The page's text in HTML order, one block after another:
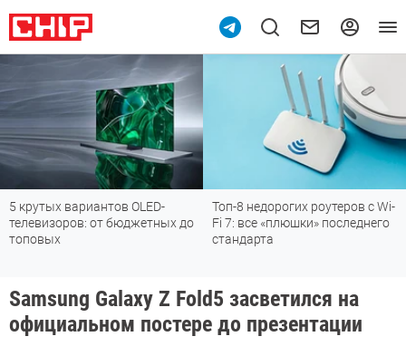
OLED-
бюджетных до
Топ-8 недорогих роутеров с Wi-
Fi 7: все «плюшки» последнего
Подпишись
мессенджере
Samsung Galaxy Z Fold5 засветился на
официальном постере до презентации